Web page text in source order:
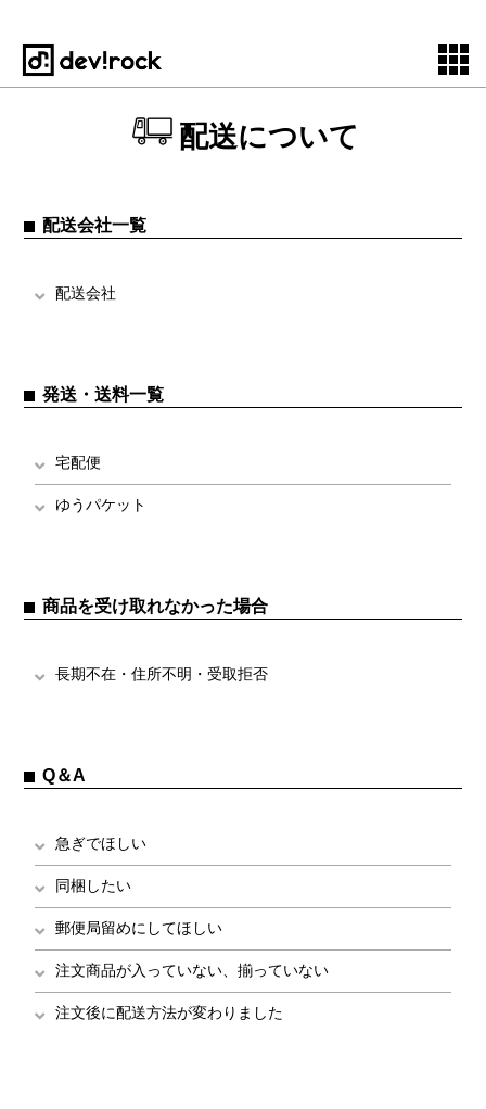
配送について
配送会社一覧
配送会社
発送・送料一覧
宅配便
ゆうパケット
商品を受け取れなかった場合
長期不在・住所不明・受取拒否
Q＆A
急ぎでほしい
同梱したい
郵便局留めにしてほしい
注文商品が入っていない、揃っていない
注文後に配送方法が変わりました